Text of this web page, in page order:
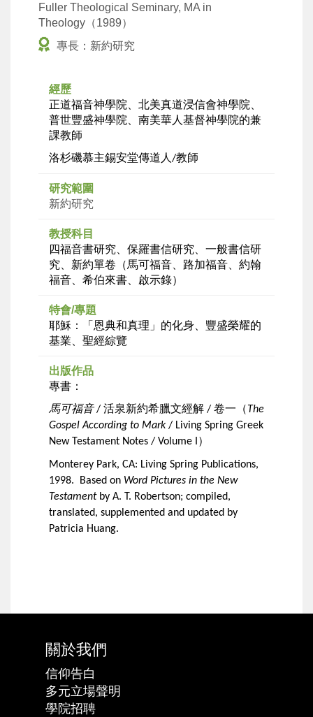
Fuller Theological Seminary, MA in
Theology（1989）
專長：新約研究
經歷
正道福音神學院、北美真道浸信會神學院、
普世豐盛神學院、南美華人基督神學院的兼
課教師
洛杉磯慕主錫安堂傳道人 /教師
研究範圍
新約研究
教授科目
四福音書研究、保羅書信研究、一般書信研
究、新約單卷（馬可福音、路加福音、約翰
福音、希伯來書、啟示錄）
特會/專題
耶穌：「恩典和真理」的化身、豐盛榮耀的
基業、聖經綜覽
出版作品
專書：
馬可福音 / 活泉新約希臘文經解 / 卷一（The
Gospel According to Mark/ Living Spring Greek
New Testament Notes / Volume I
）
Monterey Park, CA: Living Spring Publications,
1998. Based on Word Pictures in the New
Testament by A. T. Robertson; compiled,
translated, supplemented and updated by
Patricia Huang.
關於我們
信仰告白
多元立場聲明
學院招聘